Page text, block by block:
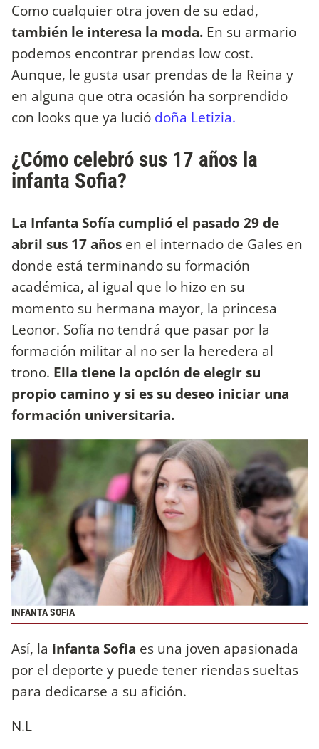
Como cualquier otra joven de su edad,
también le interesa la moda. En su armario
podemos encontrar prendas low cost.
Aunque, le gusta usar prendas de la Reina y
en alguna que otra ocasión ha sorprendido
con looks que ya lució doña Letizia.
¿Cómo celebró sus 17 años la
infanta Sofia?
La Infanta Sofía cumplió el pasado 29 de
abril sus 17 años en el internado de Gales en
donde está terminando su formación
académica, al igual que lo hizo en su
momento su hermana mayor, la princesa
Leonor. Sofía no tendrá que pasar por la
formación militar al no ser la heredera al
trono. Ella tiene la opción de elegir su
propio camino y si es su deseo iniciar una
formación universitaria.
INFANTA SOFIA
Así, la infanta Sofia es una joven apasionada
por el deporte y puede tener riendas sueltas
para dedicarse a su afición.
N.L